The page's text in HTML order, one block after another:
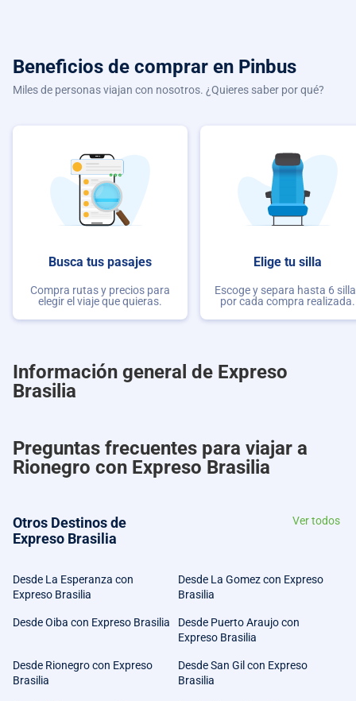
Beneficios de comprar en Pinbus
Miles de personas viajan con nosotros. ¿Quieres saber por qué?
Busca tus pasajes
Compra rutas y precios para
elegir el viaje que quieras.
Elige tu silla
Escoge y separa hasta 6
por cada compra realizada.
Información general de Expreso
Brasilia
Preguntas frecuentes para viajar a
Rionegro con Expreso Brasilia
Otros Destinos de
Expreso Brasilia
Ver todos
Desde La Esperanza con
Expreso Brasilia
Desde La Gomez con Expreso
Brasilia
Desde Oiba con Expreso Brasilia
Desde Puerto Araujo con
Expreso Brasilia
Desde Rionegro con Expreso
Brasilia
Desde San Gil con Expreso
Brasilia